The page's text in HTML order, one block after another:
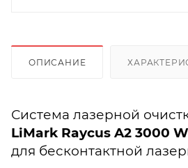
ОПИСАНИЕ
Система лазерной
LiMark Raycus A2 3000 W
для бесконтактной